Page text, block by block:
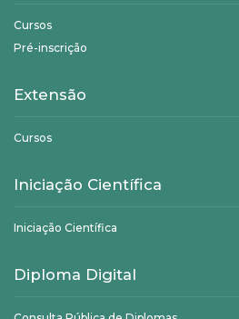
Cursos
Pré-inscrição
Extensão
Cursos
Iniciação Científica
Iniciação Científica
Diploma Digital